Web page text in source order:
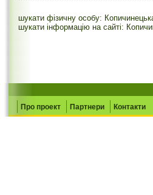
шукати фізичну особу:
шукати інформацію на сайті:
Про проект Партнери Контакти